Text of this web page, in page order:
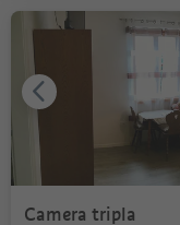
Camera tripla